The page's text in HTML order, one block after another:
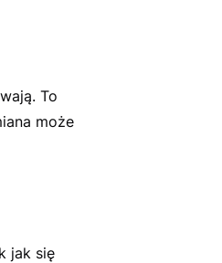
To
może
jak się